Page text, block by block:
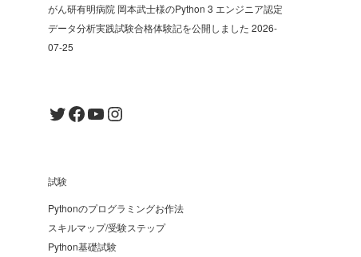
がん研有明病院 岡本武士様のPython 3 エンジニア認定
データ分析実践試験合格体験記を公開しました 2026-
07-25
Twitter
Facebook
YouTube
Instagram
試験
Pythonのプログラミングお作法
スキルマップ/受験ステップ
Python基礎試験